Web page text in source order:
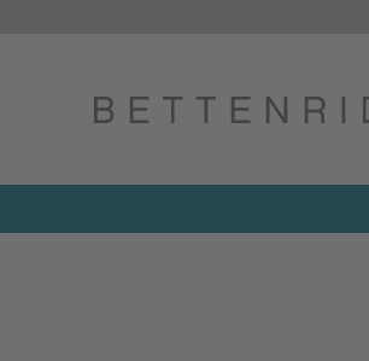
Jetzt 15% on top auf